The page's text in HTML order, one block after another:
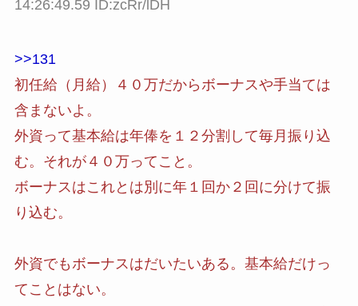
14:26:49.59 ID:zcRr/lDH
>>131
初任給（月給）４０万だからボーナスや手当ては
含まないよ。
外資って基本給は年俸を１２分割して毎月振り込
む。それが４０万ってこと。
ボーナスはこれとは別に年１回か２回に分けて振
り込む。
外資でもボーナスはだいたいある。基本給だけっ
てことはない。